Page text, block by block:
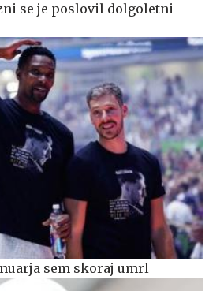
se je poslovil dolgoletni
sem skoraj umrl